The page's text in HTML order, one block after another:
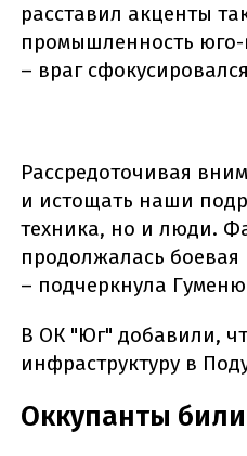
расставил акценты
промышленность юго-
– враг
Рассредоточивая
и истощать наши
техника, но и люди.
продолжалась боевая
– подчеркнула
В ОК "Юг" добавили,
инфраструктуру в
Оккупанты